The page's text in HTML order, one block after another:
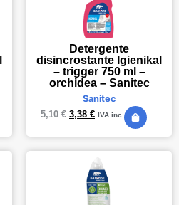
Detergente
disincrostante Igienikal
– trigger 750 ml –
orchidea – Sanitec
Sanitec
5,10€ 3,38 € IVA inc.